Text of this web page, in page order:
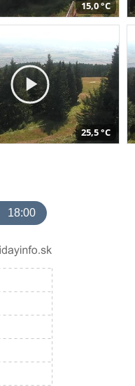
15,0 °C
25,5 °C
18:00